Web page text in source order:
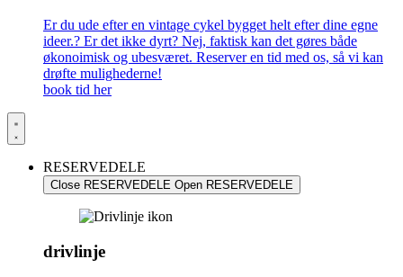
Er du ude efter en vintage cykel bygget helt efter dine egne
ideer.? Er det ikke dyrt? Nej, faktisk kan det gøres både
økonoimisk og ubesværet. Reserver en tid med os, så vi kan
drøfte mulighederne!
book tid her
RESERVEDELE
Close RESERVEDELE Open RESERVEDELE
drivlinje